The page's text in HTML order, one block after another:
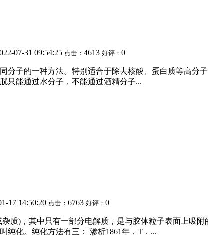
07-31 09:54:25 点击： 4613 好评： 0
分子的一种方法。特别适合于除去核酸、蛋白质等高分
只能通过水分子，不能通过酒精分子...
17 14:50:20 点击： 6763 好评： 0
质)，其中只有一部分电解质，是与胶体粒子表面上吸
纯化。纯化方法有三： 渗析1861年，T．...